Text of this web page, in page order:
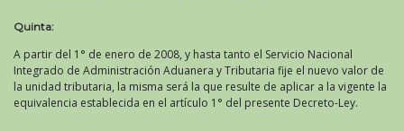
Quinta:
A partir del 1° de enero de 2008, y hasta tanto el Servicio Nacional
Integrado de Administración Aduanera y Tributaria fije el nuevo valor de
la unidad tributaria, la misma será la que resulte de aplicar a la vigente la
equivalencia establecida en el artículo 1° del presente Decreto-Ley.